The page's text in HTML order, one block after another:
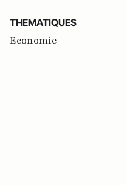
THEMATIQUES
Economie